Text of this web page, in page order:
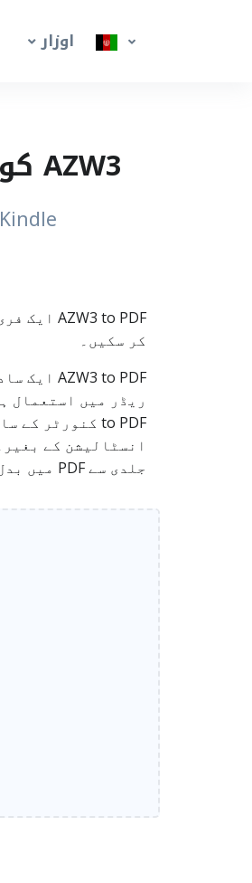
اوزار
AZW3 کو PDF میں تبدیل کریں آن لائن – Kindle ای بکس کو PDF بنائیں
Kindle کی AZW3 اور AZW ای بک فائلیں چند سیکنڈ میں براہِ راست براؤزر میں PDF میں تبدیل کریں
کر سکیں۔
جلدی سے PDF میں بدل سکیں۔